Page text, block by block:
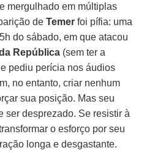
mergulhado em múltiplas
deTemer foi pífia: uma
do sábado, em que atacou
República (sem ter a
pediu perícia nos áudios
no entanto, criar nenhum
sua posição. Mas seu
ser desprezado. Se resistir à
o esforço por seu
longa e desgastante.